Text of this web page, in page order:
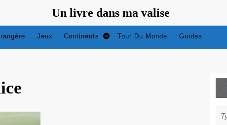
Un livre dans ma valise
Jeux Continents Tour Du Monde Guides
for: